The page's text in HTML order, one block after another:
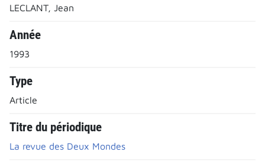
LECLANT, Jean
Année
1993
Type
Article
Titre du périodique
La revue des Deux Mondes